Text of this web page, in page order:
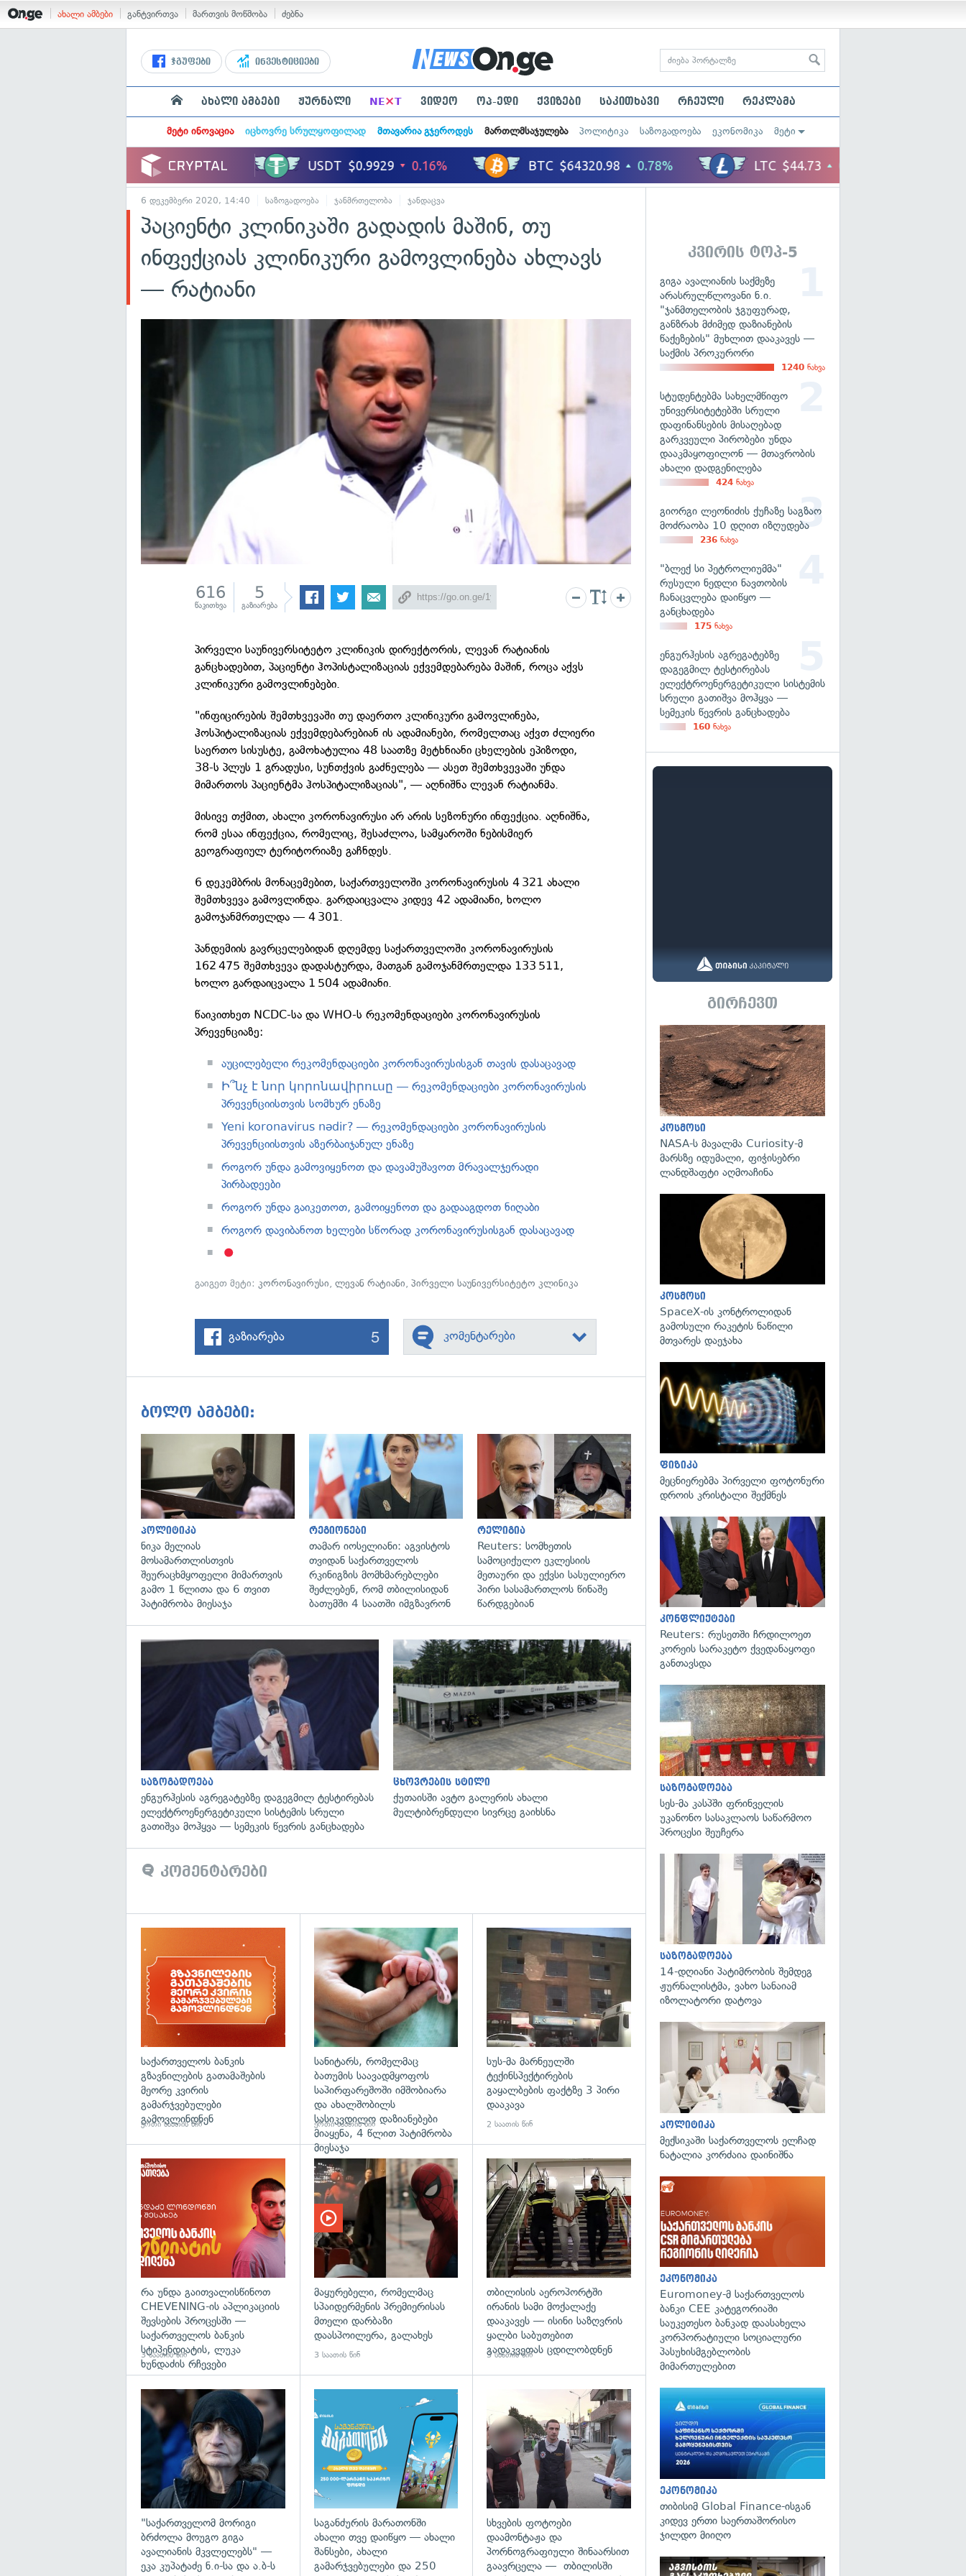
ახალი ამბები განტვირთვა მართვის მოწმობა ძებნა
ჯგუფები ინვესტიციები
ახალი ამბები ჟურნალი NE×T ვიდეო ოპ-ედი ქვიზები საკითხავი რჩეული რეკლამა
მეტი ინოვაცია იცხოვრე სრულყოფილად მთავარია გჯეროდეს მართლმსაჯულება პოლიტიკა საზოგადოება ეკონომიკა მეტი
6 დეკემბერი 2020, 14:40 საზოგადოება ჯანმრთელობა ჯანდაცვა
პაციენტი კლინიკაში გადადის მაშინ, თუ
ინფექციას კლინიკური გამოვლინება ახლავს
— რატიანი
616
წაკითხვა
5
გაზიარება
პირველი საუნივერსიტეტო კლინიკის დირექტორის, ლევან რატიანის
განცხადებით, პაციენტი ჰოპისტალიზაციას ექვემდებარება მაშინ, როცა აქვს
კლინიკური გამოვლინებები.
"ინფიცირების შემთხვევაში თუ დაერთო კლინიკური გამოვლინება,
ჰოსპიტალიზაციას ექვემდებარებიან ის ადამიანები, რომელთაც აქვთ ძლიერი
საერთო სისუსტე, გამოხატულია 48 საათზე მეტხნიანი ცხელების ეპიზოდი,
38-ს პლუს 1 გრადუსი, სუნთქვის გაძნელება — ასეთ შემთხვევაში უნდა
მიმართოს პაციენტმა ჰოსპიტალიზაციას", — აღნიშნა ლევან რატიანმა.
მისივე თქმით, ახალი კორონავირუსი არ არის სეზონური ინფექცია. აღნიშნა,
რომ ესაა ინფექცია, რომელიც, შესაძლოა, სამყაროში ნებისმიერ
გეოგრაფიულ ტერიტორიაზე გაჩნდეს.
6 დეკემბრის მონაცემებით, საქართველოში კორონავირუსის 4 321 ახალი
შემთხვევა გამოვლინდა. გარდაიცვალა კიდევ 42 ადამიანი, ხოლო
გამოჯანმრთელდა — 4 301.
პანდემიის გავრცელებიდან დღემდე საქართველოში კორონავირუსის
162 475 შემთხვევა დადასტურდა, მათგან გამოჯანმრთელდა 133 511,
ხოლო გარდაიცვალა 1 504 ადამიანი.
წაიკითხეთ NCDC-სა და WHO-ს რეკომენდაციები კორონავირუსის
პრევენციაზე:
აუცილებელი რეკომენდაციები კორონავირუსისგან თავის დასაცავად
Ի՞նչ է նոր կորոնավիրուսը — რეკომენდაციები კორონავირუსის
პრევენციისთვის სომხურ ენაზე
Yeni koronavirus nədir? — რეკომენდაციები კორონავირუსის
პრევენციისთვის აზერბაიჯანულ ენაზე
როგორ უნდა გამოვიყენოთ და დავამუშავოთ მრავალჯერადი
პირბადეები
როგორ უნდა გაიკეთოთ, გამოიყენოთ და გადააგდოთ ნიღაბი
როგორ დავიბანოთ ხელები სწორად კორონავირუსისგან დასაცავად
გაიგეთ მეტი:კორონავირუსი,ლევან რატიანი,პირველი საუნივერსიტეტო კლინიკა
გაზიარება 5 კომენტარები
ბოლო ამბები:
გადახედვა
პოლიტიკა
ნიკა მელიას
მოსამართლისთვის
შეურაცხმყოფელი მიმართვის
გამო 1 წლითა და 6 თვით
პატიმრობა მიესაჯა
გადახედვა
რეგიონები
თამარ იოსელიანი: აგვისტოს
თვიდან საქართველოს
რკინიგზის მომხმარებლები
შეძლებენ, რომ თბილისიდან
ბათუმში 4 საათში იმგზავრონ
რელიგია
Reuters: სომხეთის
სამოციქულო ეკლესიის
მეთაური და ექვსი სასულიერო
პირი სასამართლოს წინაშე
წარდგებიან
გადახედვა
საზოგადოება
ენგურჰესის აგრეგატებზე დაგეგმილ ტესტირებას
ელექტროენერგეტიკული სისტემის სრული
გათიშვა მოჰყვა — სემეკის წევრის განცხადება
ცხოვრების სტილი
ქუთაისში ავტო გალერის ახალი
მულტიბრენდული სივრცე გაიხსნა
კომენტარები
საქართველოს ბანკის
გზავნილების გათამაშების
მეორე კვირის
გამარჯვებულები
გამოვლინდნენ
ერთი საათის წინ
სანიტარს, რომელმაც
ბათუმის საავადმყოფოს
საპირფარეშოში იმშობიარა
და ახალშობილს
სასიკვდილო დაზიანებები
მიაყენა, 4 წლით პატიმრობა
მიესაჯა
ერთი საათის წინ
გადახედვა
სუს-მა მარნეულში
ტექინსპექტირების
გაყალბების ფაქტზე 3 პირი
დააკავა
2 საათის წინ
რა უნდა გაითვალისწინოთ
CHEVENING-ის აპლიკაციის
შევსების პროცესში —
საქართველოს ბანკის
სტიპენდიატის, ლუკა
ხუნდაძის რჩევები
3 საათის წინ
მაყურებელი, რომელმაც
სპაიდერმენის პრემიერისას
მთელი დარბაზი
დაასპოილერა, გალახეს
3 საათის წინ
თბილისის აეროპორტში
ირანის სამი მოქალაქე
დააკავეს — ისინი საზღვრის
ყალბი საბუთებით
გადაკვეთას ცდილობდნენ
3 საათის წინ
"საქართველომ მორიგი
ბრძოლა მოუგო გიგა
ავალიანის მკვლელებს" —
ეკა კუპატაძე ნ.ი-სა და ა.ბ-ს
საგანძურის მარათონში
ახალი თვე დაიწყო — ახალი
შანსები, ახალი
გამარჯვებულები და 250
გადახედვა
სხვების ფოტოები
დაამონტაჟა და
პორნოგრაფიული შინაარსით
გაავრცელა — თბილისში
კვირის ტოპ-5
გიგა ავალიანის საქმეზე
არასრულწლოვანი ნ.ი.
"ჯანმთელობის ჯგუფურად,
განზრახ მძიმედ დაზიანების
წაქეზების" მუხლით დააკავეს —
საქმის პროკურორი
1240 ნახვა
სტუდენტებმა სახელმწიფო
უნივერსიტეტებში სრული
დაფინანსების მისაღებად
გარკვეული პირობები უნდა
დააკმაყოფილონ — მთავრობის
ახალი დადგენილება
424 ნახვა
გიორგი ლეონიძის ქუჩაზე საგზაო
მოძრაობა 10 დღით იზღუდება
236 ნახვა
"ბლექ სი პეტროლიუმმა"
რუსული ნედლი ნავთობის
ჩანაცვლება დაიწყო —
განცხადება
175 ნახვა
ენგურჰესის აგრეგატებზე
დაგეგმილ ტესტირებას
ელექტროენერგეტიკული სისტემის
სრული გათიშვა მოჰყვა —
სემეკის წევრის განცხადება
160 ნახვა
გირჩევთ
კოსმოსი
NASA-ს მავალმა Curiosity-მ
მარსზე იდუმალი, ფიჭისებრი
ლანდშაფტი აღმოაჩინა
კოსმოსი
SpaceX-ის კონტროლიდან
გამოსული რაკეტის ნაწილი
მთვარეს დაეჯახა
ფიზიკა
მეცნიერებმა პირველი ფოტონური
დროის კრისტალი შექმნეს
კონფლიქტები
Reuters: რუსეთში ჩრდილოეთ
კორეის სარაკეტო ქვედანაყოფი
განთავსდა
საზოგადოება
სეს-მა კასპში ფრინველის
უკანონო სასაკლაოს საწარმოო
პროცესი შეუჩერა
საზოგადოება
14-დღიანი პატიმრობის შემდეგ
ჟურნალისტმა, ვახო სანაიამ
იზოლატორი დატოვა
პოლიტიკა
მექსიკაში საქართველოს ელჩად
ნატალია კორძაია დაინიშნა
ეკონომიკა
Euromoney-მ საქართველოს
ბანკი CEE კატეგორიაში
საუკეთესო ბანკად დაასახელა
კორპორატიული სოციალური
პასუხისმგებლობის
მიმართულებით
ეკონომიკა
თიბისიმ Global Finance-ისგან
კიდევ ერთი საერთაშორისო
ჯილდო მიიღო